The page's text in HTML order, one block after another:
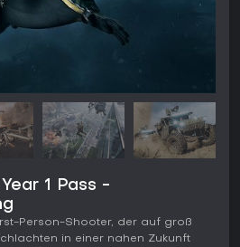
1 Pass -
Person-Shooter, der auf groß
in einer nahen Zukunft